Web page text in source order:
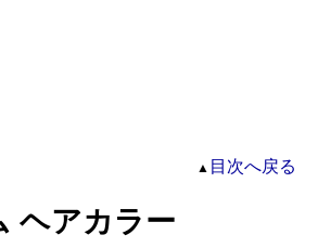
▲ 目次へ戻る
ヘアカラー